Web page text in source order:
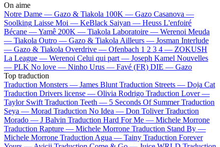
On aime
Notre Dame — Gazo & Tiakola 100K — Gazo Casanova —
Soolking Laisse Moi — KeBlack Saiyan — Heuss L'enfoiré
Bécane —Yamê 200K — Tiakola Laboratoire — Werenoi Meuda
— Tiakola Outro — Gazo & Tiakola Ailleurs — Josman Interlude
— Gazo & Tiakola Overdrive — Ofenbach 1 2 3 4 — ZOKUSH
La League — Werenoi Celui qui part — Joseph Kamel Nouvelles
— PLK No love — Ninho Urus — Favé (FR) DIE — Gazo
Top traduction
Traduction Monsters — James Blunt Traduction Streets — Doja Cat
Traduction Drivers license — Olivia Rodrigo Traduction Lover —
Taylor Swift Traduction Teeth — 5 Seconds Of Summer Traduction
Seya — Morad Traduction No Idea — Don Toliver Traduction
Morado — J Balvin Traduction Hard For Me — Michele Morrone
Traduction Rapture — Michele Morrone Traduction Stand By —
Michele Morrone Traduction Agua — Tainy Traduction Forever